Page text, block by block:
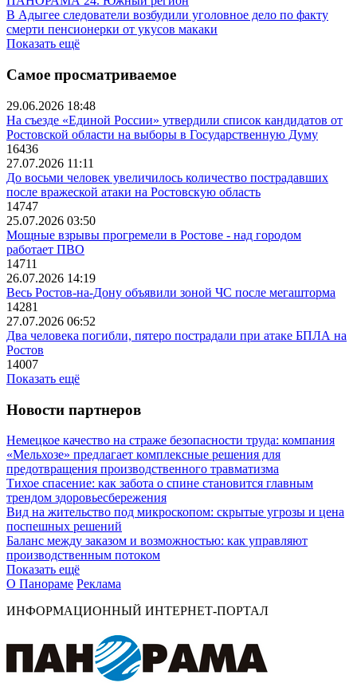
В Адыгее следователи возбудили уголовное дело по факту
смерти пенсионерки от укусов макаки
Показать ещё
Самое просматриваемое
29.06.2026 18:48
На съезде «Единой России» утвердили список кандидатов от
Ростовской области на выборы в Государственную Думу
16436
27.07.2026 11:11
До восьми человек увеличилось количество пострадавших
после вражеской атаки на Ростовскую область
14747
25.07.2026 03:50
Мощные взрывы прогремели в Ростове - над городом
работает ПВО
14711
26.07.2026 14:19
Весь Ростов-на-Дону объявили зоной ЧС после мегашторма
14281
27.07.2026 06:52
Два человека погибли, пятеро пострадали при атаке БПЛА на
Ростов
14007
Показать ещё
Новости партнеров
Немецкое качество на страже безопасности труда: компания
«Мельхозе» предлагает комплексные решения для
предотвращения производственного травматизма
Тихое спасение: как забота о спине становится главным
трендом здоровьесбережения
Вид на жительство под микроскопом: скрытые угрозы и цена
поспешных решений
Баланс между заказом и возможностью: как управляют
производственным потоком
Показать ещё
О Панораме Реклама
ИНФОРМАЦИОННЫЙ ИНТЕРНЕТ-ПОРТАЛ